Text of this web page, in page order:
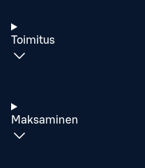
Toimitus
Maksaminen